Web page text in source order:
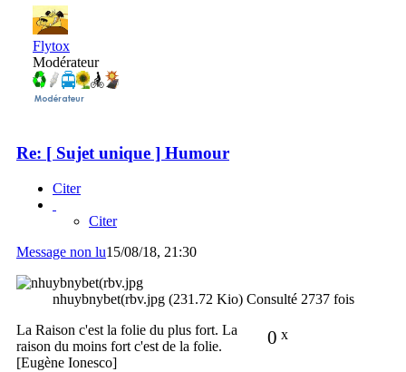
Flytox
Modérateur
Re: [ Sujet unique ] Humour
Citer
Citer
Message non lu15/08/18, 21:30
nhuybnybet(rbv.jpg (231.72 Kio) Consulté 2737 fois
0 x
La Raison c'est la folie du plus fort. La
raison du moins fort c'est de la folie.
[Eugène Ionesco]